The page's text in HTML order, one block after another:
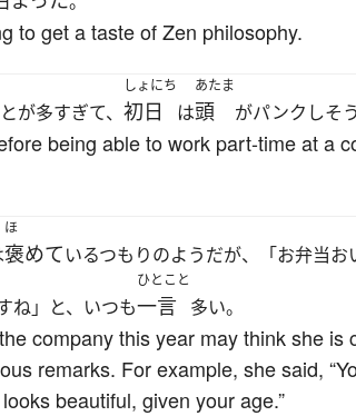
to get a taste of Zen philosophy.
が多すぎて、
しょにち
初日 は
あたま
頭 がパンクしそ
being able to work part-time at a
ほ
褒めているつもりのようだが、「お弁当お
ね」と、いつも
ひとこと
一言 多い。
company this year may think she
remarks. For example, she said,
beautiful, given your age.”